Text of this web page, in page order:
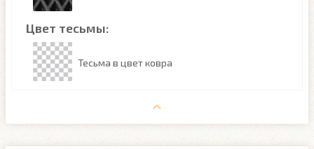
Цвет тесьмы:
Тесьма в цвет ковра